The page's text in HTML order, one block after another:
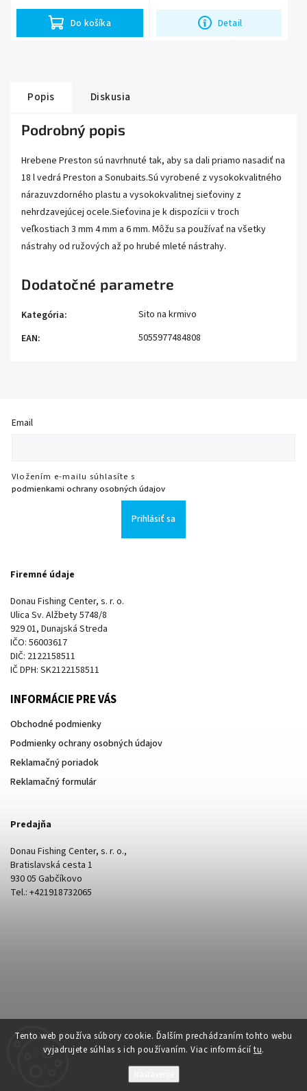
Tento web používa súbory cookie. Ďalším prechádzaním tohto webu
vyjadrujete súhlas s ich používaním. Viac informácií tu.
Do košíka Detail
Popis Diskusia
Podrobný popis
Hrebene Preston sú navrhnuté tak, aby sa dali priamo nasadiť na
18 l vedrá Preston a Sonubaits.Sú vyrobené z vysokokvalitného
nárazuvzdorného plastu a vysokokvalitnej sieťoviny z
nehrdzavejúcej ocele.Sieťovina je k dispozícii v troch
veľkostiach 3 mm 4 mm a 6 mm. Môžu sa používať na všetky
nástrahy od ružových až po hrubé mleté nástrahy.
Dodatočné parametre
Kategória:
Sito na krmivo
EAN: 5055977484808
Email
Vložením e-mailu súhlasíte s
podmienkami ochrany osobných údajov
Prihlásiť sa
Firemné údaje
Donau Fishing Center, s. r. o.
Ulica Sv. Alžbety 5748/8
929 01, Dunajská Streda
IČO: 56003617
DIČ: 2122158511
IČ DPH: SK2122158511
INFORMÁCIE PRE VÁS
Obchodné podmienky
Podmienky ochrany osobných údajov
Reklamačný poriadok
Reklamačný formulár
Predajňa
Donau Fishing Center, s. r. o.,
Bratislavská cesta 1
930 05 Gabčíkovo
Tel.: +421918732065